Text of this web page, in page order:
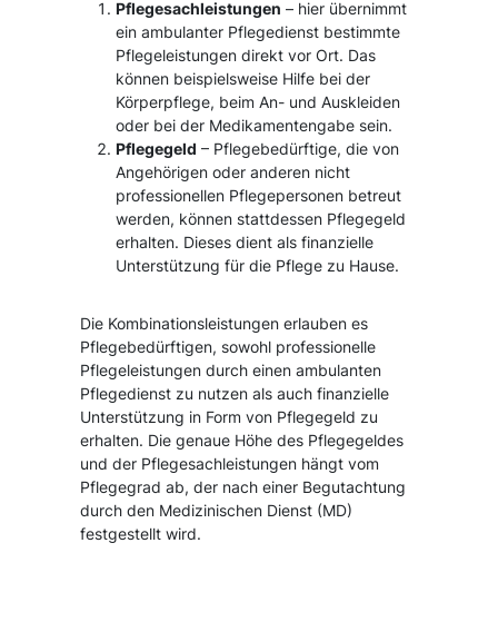
Pflegesachleistungen – hier übernimmt
ein ambulanter Pflegedienst bestimmte
Pflegeleistungen direkt vor Ort. Das
können beispielsweise Hilfe bei der
Körperpflege, beim An- und Auskleiden
oder bei der Medikamentengabe sein.
Pflegegeld – Pflegebedürftige, die von
Angehörigen oder anderen nicht
professionellen Pflegepersonen betreut
werden, können stattdessen Pflegegeld
erhalten. Dieses dient als finanzielle
Unterstützung für die Pflege zu Hause.
Die Kombinationsleistungen erlauben es
Pflegebedürftigen, sowohl professionelle
Pflegeleistungen durch einen ambulanten
Pflegedienst zu nutzen als auch finanzielle
Unterstützung in Form von Pflegegeld zu
erhalten. Die genaue Höhe des Pflegegeldes
und der Pflegesachleistungen hängt vom
Pflegegrad ab, der nach einer Begutachtung
durch den Medizinischen Dienst (MD)
festgestellt wird.